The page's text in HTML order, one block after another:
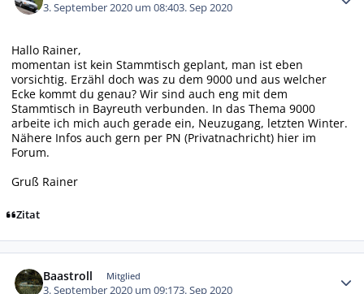
3. September 2020 um 08:403. Sep 2020
Hallo Rainer,
momentan ist kein Stammtisch geplant, man ist eben
vorsichtig. Erzähl doch was zu dem 9000 und aus welcher
Ecke kommt du genau? Wir sind auch eng mit dem
Stammtisch in Bayreuth verbunden. In das Thema 9000
arbeite ich mich auch gerade ein, Neuzugang, letzten Winter.
Nähere Infos auch gern per PN (Privatnachricht) hier im
Forum.
Gruß Rainer
Zitat
Baastroll Mitglied
3. September 2020 um 09:173. Sep 2020